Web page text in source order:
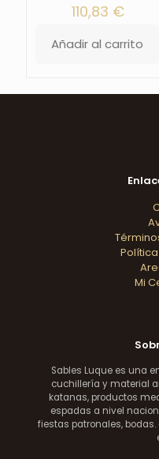
110,83 €
Añadir al carrito
Mi
Sables Luque es una
cuchillería y material
katanas, productos
espadas a nivel
fiestas patronales,